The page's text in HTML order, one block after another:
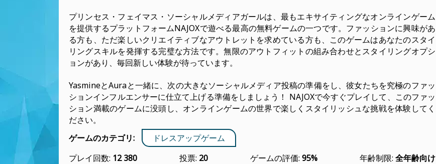
プリンセス・フェイマス・ソーシャルメディアガールは、最もエキサイティングなオンラインゲーム
を提供するプラットフォームNAJOXで遊べる最高の無料ゲームの一つです。ファッションに興味があ
る方も、ただ楽しいクリエイティブなアウトレットを求めている方も、このゲームはあなたのスタイ
リングスキルを発揮する完璧な方法です。無限のアウトフィットの組み合わせとスタイリングオプシ
ョンがあり、毎回新しい体験が待っています。
YasmineとAuraと一緒に、次の大きなソーシャルメディア投稿の準備をし、彼女たちを究極のファッ
ションインフルエンサーに仕立て上げる準備をしましょう！ NAJOXで今すぐプレイして、このファッ
ション満載のゲームに没頭し、オンラインゲームの世界で楽しくスタイリッシュな挑戦を体験してく
ださい。
ゲームのカテゴリ:
ドレスアップゲーム
プレイ回数: 12 380 投票: 20 ゲームの評価: 95% 年齢制限: 全年齢向け